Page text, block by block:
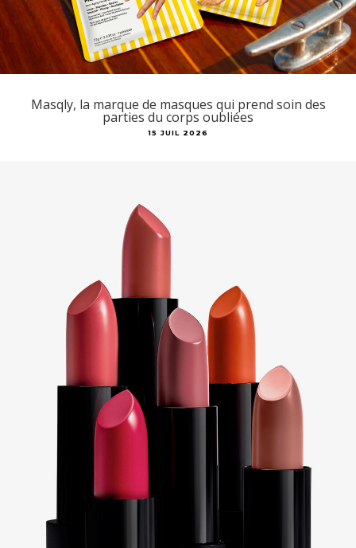
Masqly, la marque de masques qui prend soin des
parties du corps oubliées
15 JUIL 2026